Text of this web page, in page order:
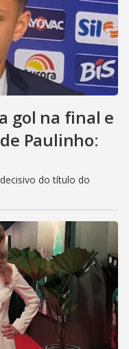
gol na final e
Paulinho:
do título do